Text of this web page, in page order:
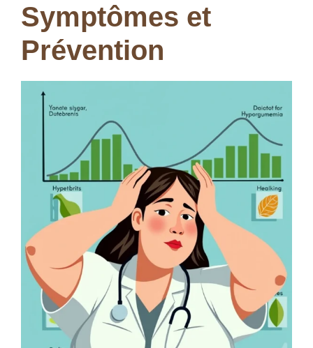
Symptômes et
Prévention